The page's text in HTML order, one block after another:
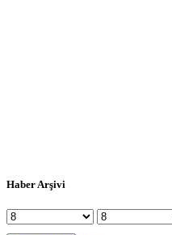
Haber Arşivi